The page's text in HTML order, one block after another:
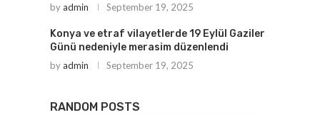
byadmin September 19, 2025
Konya ve etraf vilayetlerde 19 Eylül Gaziler
Günü nedeniyle merasim düzenlendi
byadmin September 19, 2025
RANDOM POSTS